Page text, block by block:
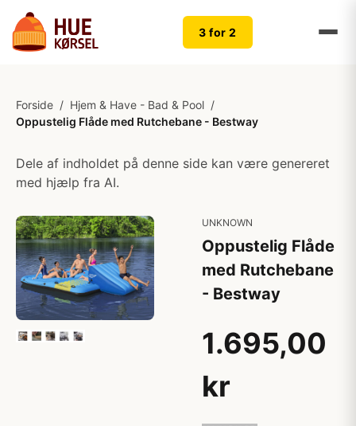
3 for 2
Forside / Hjem & Have - Bad & Pool /
Oppustelig Flåde med Rutchebane - Bestway
Dele af indholdet på denne side kan være genereret
med hjælp fra AI.
UNKNOWN
Oppustelig Flåde
med Rutchebane
- Bestway
1.695,00
kr